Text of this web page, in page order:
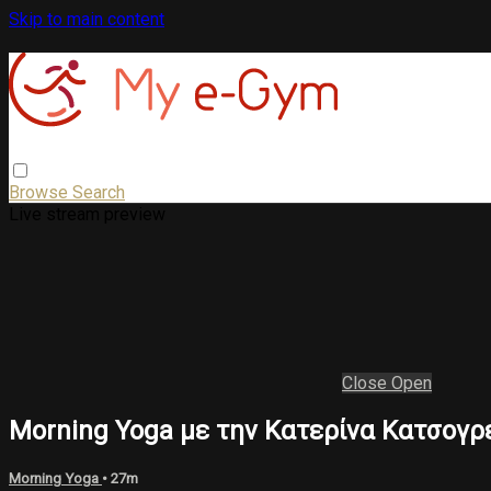
Skip to main content
Browse Search
Close Open
Morning Yoga με την Κατερίνα
Morning Yoga • 27m